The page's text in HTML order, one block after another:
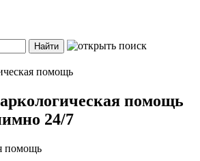
Найти
помощь
помощь
24/7
помощь